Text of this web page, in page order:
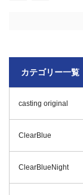
カテゴリー一覧
casting original
ClearBlue
ClearBlueNight